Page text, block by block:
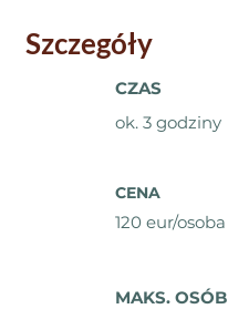
Szczegóły
CZAS
ok. 3 godziny
CENA
120 eur/osoba
MAKS. OSÓB